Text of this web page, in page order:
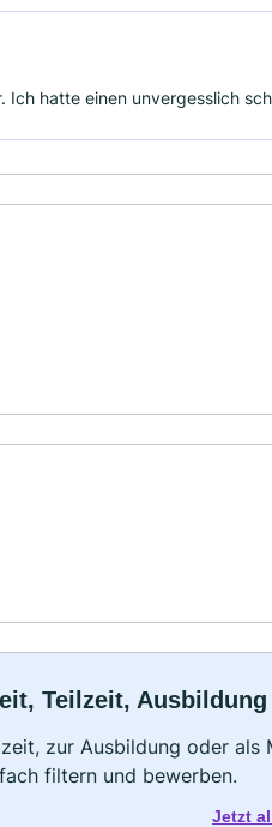
Ich hatte einen unvergesslich
Teilzeit,
zur Ausbildung oder als
filtern und bewerben.
Jetzt